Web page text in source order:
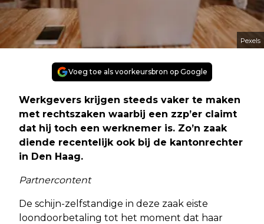
Pexels
Voeg toe als voorkeursbron op Google
Werkgevers krijgen steeds vaker te maken
met rechtszaken waarbij een zzp’er claimt
dat hij toch een werknemer is. Zo’n zaak
diende recentelijk ook bij de kantonrechter
in Den Haag.
Partnercontent
De schijn-zelfstandige in deze zaak eiste
loondoorbetaling tot het moment dat haar